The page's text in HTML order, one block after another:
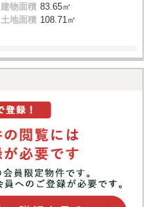
建物面積 83.65㎡
土地面積 108.71㎡